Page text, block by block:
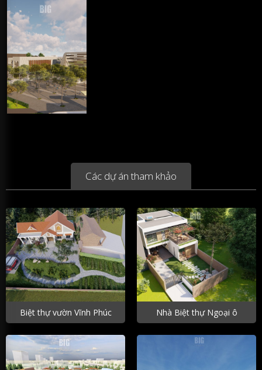
Các dự án tham khảo
Biệt thự vườn Vĩnh Phúc Nhà Biệt thự Ngoại ô